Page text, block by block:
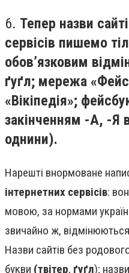
6. Тепер назви
сервісів пишемо
обов’язковим
ґуґл; мережа
«Вікіпедія»;
закінченням -А, -Я
однини).
Нарешті внормоване
інтернетних сервісів:
мовою, за нормами
звичайно ж,
Назви сайтів без
букви (твітер, ґуґл);